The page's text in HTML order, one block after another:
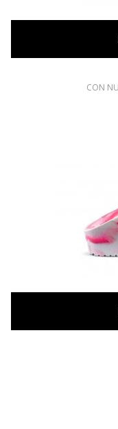
CON